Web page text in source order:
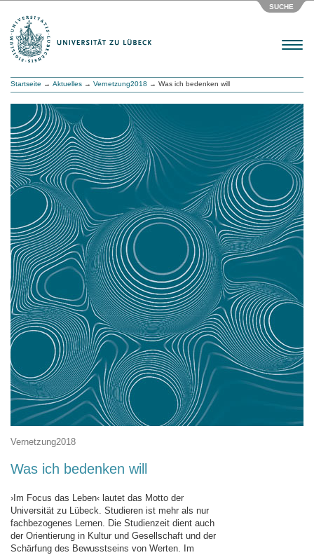
SUCHE
Menu
Startseite → Aktuelles → Vernetzung2018 → Was ich bedenken will
Vernetzung2018
Was ich bedenken will
›Im Focus das Leben‹ lautet das Motto der
Universität zu Lübeck. Studieren ist mehr als nur
fachbezogenes Lernen. Die Studienzeit dient auch
der Orientierung in Kultur und Gesellschaft und der
Schärfung des Bewusstseins von Werten. Im